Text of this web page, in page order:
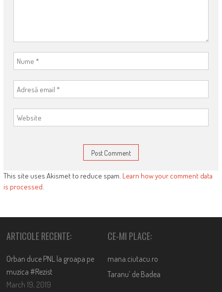
This site uses Akismet to reduce spam. Learn how your comment data
is processed.
ARTICOLE RECENTE:
Orban duce PNL la groapa pe
muzica #Rezist
March 19, 2019
CE-MI PLACE:
mana.ciutacu.ro
Taranu’ de Badea